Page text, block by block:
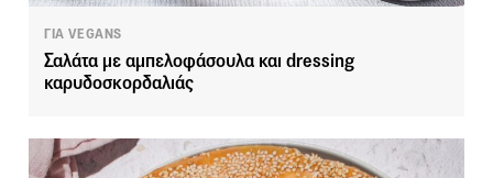
ΓΙΑ VEGANS
Σαλάτα με αμπελοφάσουλα και dressing
καρυδοσκορδαλιάς